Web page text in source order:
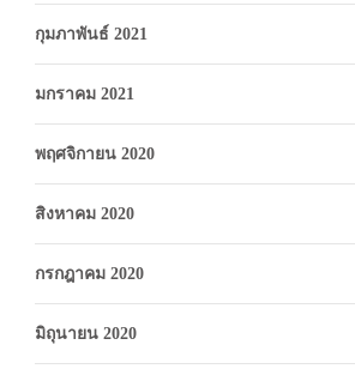
กุมภาพันธ์ 2021
มกราคม 2021
พฤศจิกายน 2020
สิงหาคม 2020
กรกฎาคม 2020
มิถุนายน 2020